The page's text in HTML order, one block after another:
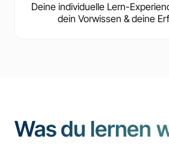
Deine individuelle Lern-
dein Vorwissen & deine
Was du lernen